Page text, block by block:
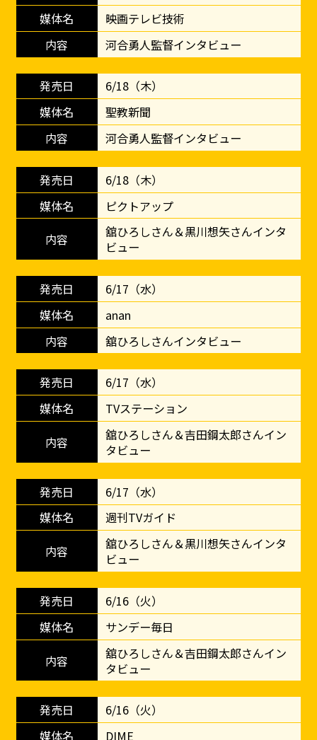
映画テレビ技術
河合勇人監督インタビュー
6/18（木）
聖教新聞
河合勇人監督インタビュー
6/18（木）
ピクトアップ
舘ひろしさん＆黒川想矢さんインタ
ビュー
6/17（水）
anan
舘ひろしさんインタビュー
6/17（水）
TVステーション
舘ひろしさん＆吉田鋼太郎さんイン
タビュー
6/17（水）
週刊TVガイド
舘ひろしさん＆黒川想矢さんインタ
ビュー
6/16（火）
サンデー毎日
舘ひろしさん＆吉田鋼太郎さんイン
タビュー
6/16（火）
DIME